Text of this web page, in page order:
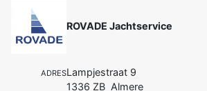
ROVADE Jachtservice
ADRESLampjestraat 9
1336 ZB Almere